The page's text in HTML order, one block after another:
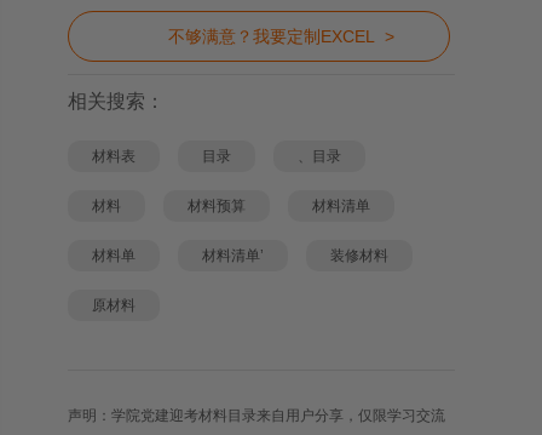
不够满意？我要定制EXCEL >
相关搜索：
材料表 目录 、目录
材料 材料预算 材料清单
材料单 材料清单’ 装修材料
原材料
声明：学院党建迎考材料目录来自用户分享，仅限学习交流